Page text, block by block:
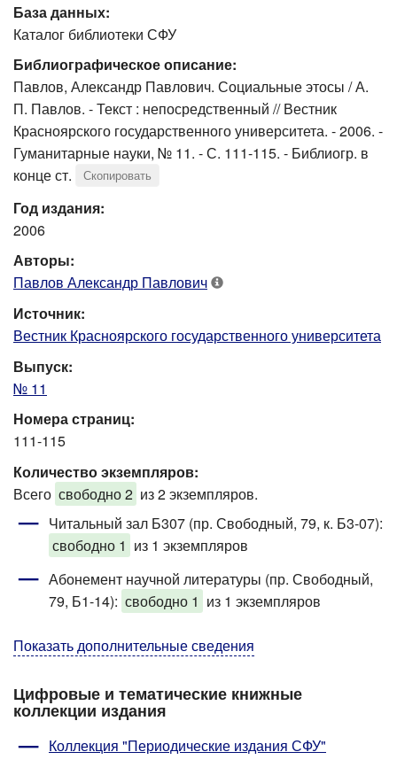
База данных:
Каталог библиотеки СФУ
Библиографическое описание:
Павлов, Александр Павлович. Социальные этосы / А.
П. Павлов. - Текст : непосредственный // Вестник
Красноярского государственного университета. - 2006. -
Гуманитарные науки, № 11. - С. 111-115. - Библиогр. в
конце ст.
Скопировать
Год издания:
2006
Авторы:
Павлов Александр Павлович
Источник:
Вестник Красноярского государственного университета
Выпуск:
№ 11
Номера страниц:
111-115
Количество экземпляров:
Всего свободно 2 из 2 экземпляров.
Читальный зал Б307 (пр. Свободный, 79, к. Б3-07):
свободно 1 из 1 экземпляров
Абонемент научной литературы (пр. Свободный,
79, Б1-14): свободно 1 из 1 экземпляров
Показать дополнительные сведения
Цифровые и тематические книжные
коллекции издания
Коллекция "Периодические издания СФУ"